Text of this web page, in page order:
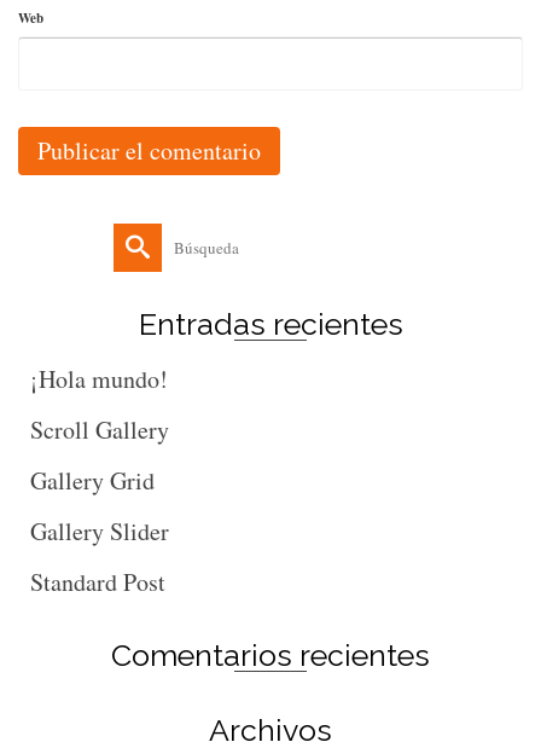
Web
Buscar
por:
Entradas recientes
¡Hola mundo!
Scroll Gallery
Gallery Grid
Gallery Slider
Standard Post
Comentarios recientes
Archivos